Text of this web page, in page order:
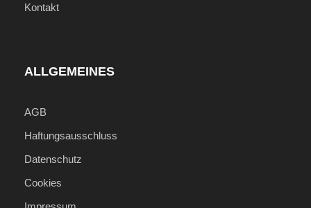
Fotos
Kontakt
ALLGEMEINES
AGB
Haftungsausschluss
Datenschutz
Cookies